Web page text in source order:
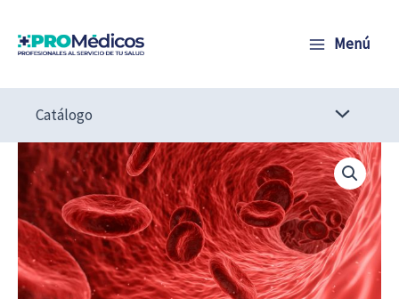
contenido
Menú
Catálogo
FÓRMULA
ROJA
cantidad